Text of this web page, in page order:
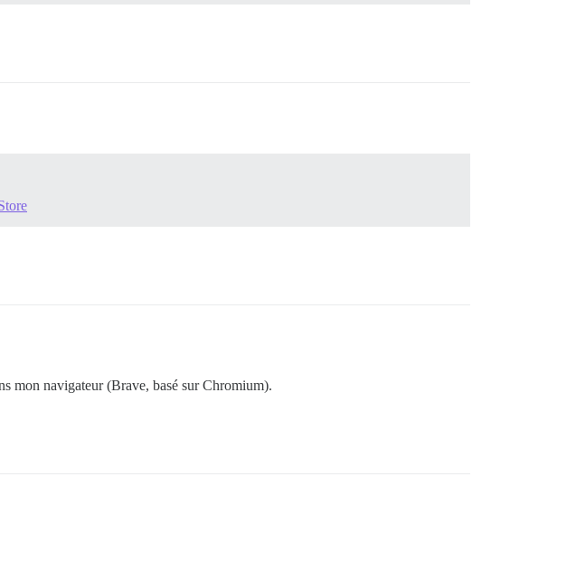
mon navigateur (Brave, basé sur Chromium).